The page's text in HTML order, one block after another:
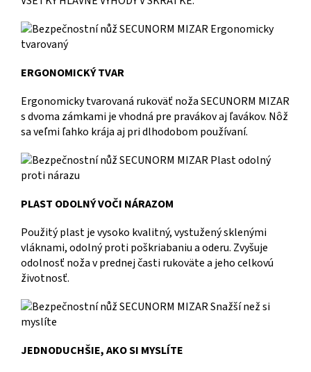
ERGONOMICKÝ TVAR
Ergonomicky tvarovaná rukoväť noža SECUNORM MIZAR
s dvoma zámkami je vhodná pre pravákov aj ľavákov. Nôž
sa veľmi ľahko krája aj pri dlhodobom používaní.
PLAST ODOLNÝ VOČI NÁRAZOM
Použitý plast je vysoko kvalitný, vystužený sklenými
vláknami, odolný proti poškriabaniu a oderu. Zvyšuje
odolnosť noža v prednej časti rukoväte a jeho celkovú
životnosť.
JEDNODUCHŠIE, AKO SI MYSLÍTE